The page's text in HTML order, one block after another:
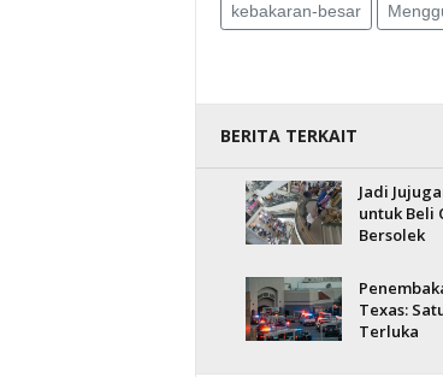
kebakaran-besar
BERITA TERKAIT
Jadi
untuk Beli
Bersolek
Texas:
Terluka